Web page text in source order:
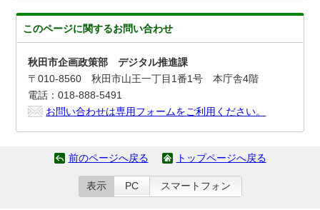
このページに関するお問い合わせ
秋田市企画政策部 デジタル推進課
〒010-8560 秋田市山王一丁目1番1号 本庁舎4階
電話：018-888-5491
お問い合わせは専用フォームをご利用ください。
前のページへ戻る トップページへ戻る
表示 PC スマートフォン